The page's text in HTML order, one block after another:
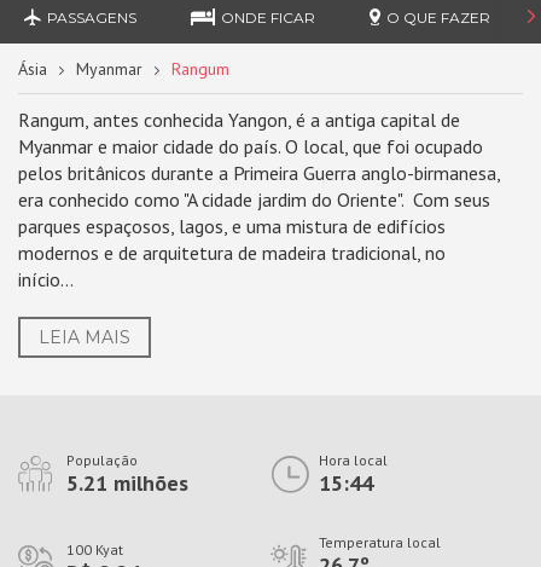
PASSAGENS ONDE FICAR O QUE FAZER
Ásia Myanmar Rangum
Rangum, antes conhecida Yangon, é a antiga capital de
Myanmar e maior cidade do país. O local, que foi ocupado
pelos britânicos durante a Primeira Guerra anglo-birmanesa,
era conhecido como "A cidade jardim do Oriente". Com seus
parques espaçosos, lagos, e uma mistura de edifícios
modernos e de arquitetura de madeira tradicional, no
início...
LEIA MAIS
População
5.21 milhões
Hora local
15:44
100 Kyat Temperatura local